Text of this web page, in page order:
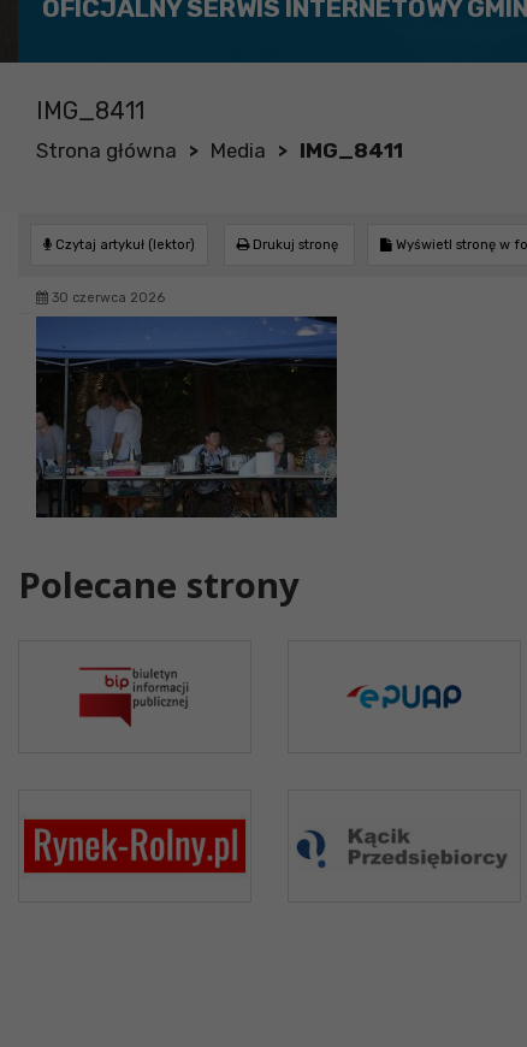
OFICJALNY SERWIS INTERNETOWY
IMG_8411
Strona główna > Media > IMG_8411
Czytaj artykuł (lektor) Drukuj stronę Wyświetl stronę w
30 czerwca 2026
Polecane strony